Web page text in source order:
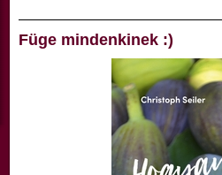
Füge mindenkinek :)